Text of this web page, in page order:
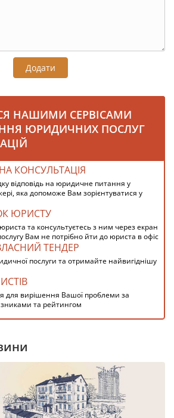
Додати
НАШИМИ СЕРВІСАМИ
ЮРИДИЧНИХ ПОСЛУГ
КОНСУЛЬТАЦІЯ
відповідь на юридичне питання у
яка допоможе Вам зорієнтуватися у
ЮРИСТУ
та консультуєтесь з ним через екран
Вам не потрібно йти до юриста в офіс
ТЕНДЕР
послуги та отримайте найвигіднішу
для вирішення Вашої проблеми за
та рейтингом